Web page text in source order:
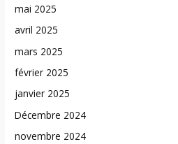
mai 2025
avril 2025
mars 2025
février 2025
janvier 2025
Décembre 2024
novembre 2024